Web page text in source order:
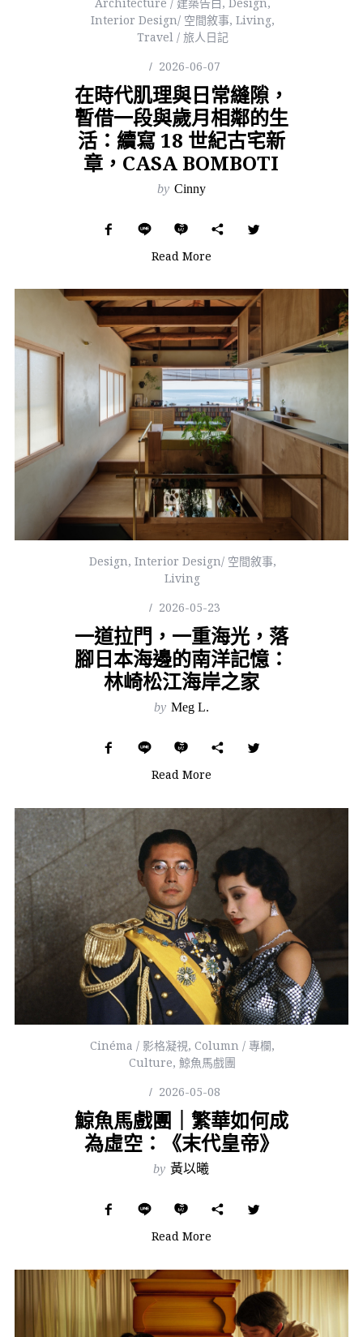
Interior Design/ 空間敘事, Living,
Travel / 旅人日記
2026-06-07
在時代肌理與日常縫隙，
暫借一段與歲月相鄰的生
活：續寫 18 世紀古宅新
章，CASA BOMBOTI
by Cinny
Read More
Design, Interior Design/ 空間敘事,
Living
2026-05-23
一道拉門，一重海光，落
腳日本海邊的南洋記憶：
林崎松江海岸之家
by Meg L.
Read More
Cinéma / 影格凝視,Column / 專欄,
Culture,鯨魚馬戲團
2026-05-08
鯨魚馬戲團｜繁華如何成
為虛空：《末代皇帝》
by 黃以曦
Read More